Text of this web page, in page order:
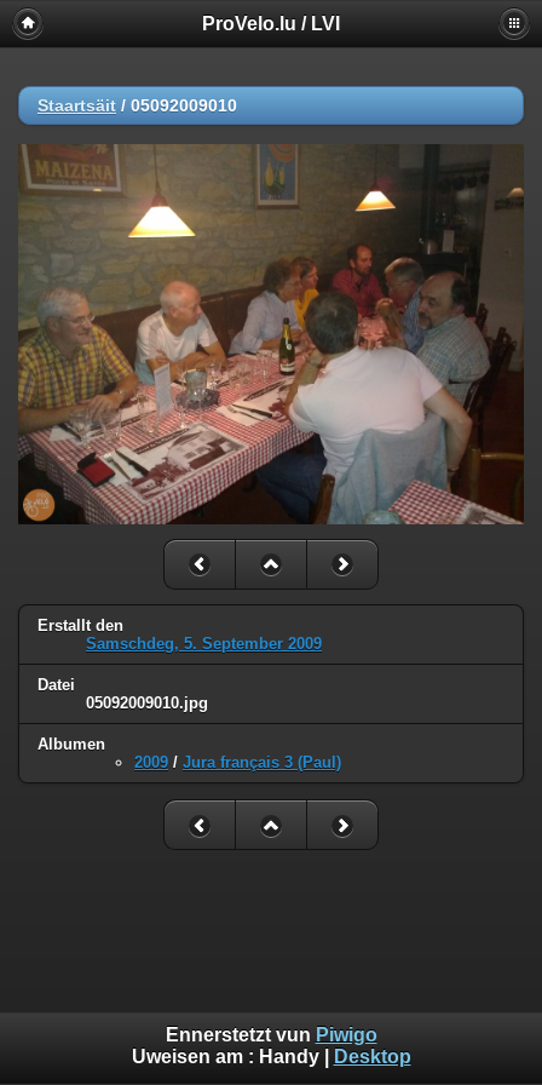
ProVelo.lu / LVI
Staartsäit / 05092009010
Erstallt den
Samschdeg, 5. September 2009
Datei
05092009010.jpg
Albumen
2009 / Jura français 3 (Paul)
Ennerstetzt vun Piwigo
Uweisen am : Handy| Desktop